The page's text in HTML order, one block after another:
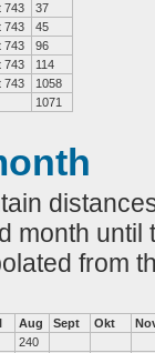
743
37
743
45
743
96
743
114
743
1058
1071
month
from
Aug Sept Okt
240